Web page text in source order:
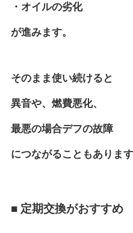
・オイルの劣化
が進みます。
そのまま使い続けると
異音や、燃費悪化、
最悪の場合デフの故障
につながることもあります
■ 定期交換がおすすめ